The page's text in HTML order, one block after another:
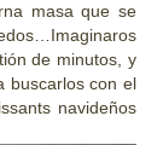
masa que se
de minutos, y
buscarlos con el
navideños